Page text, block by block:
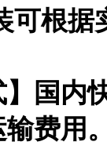
可根据
】国内
费用。